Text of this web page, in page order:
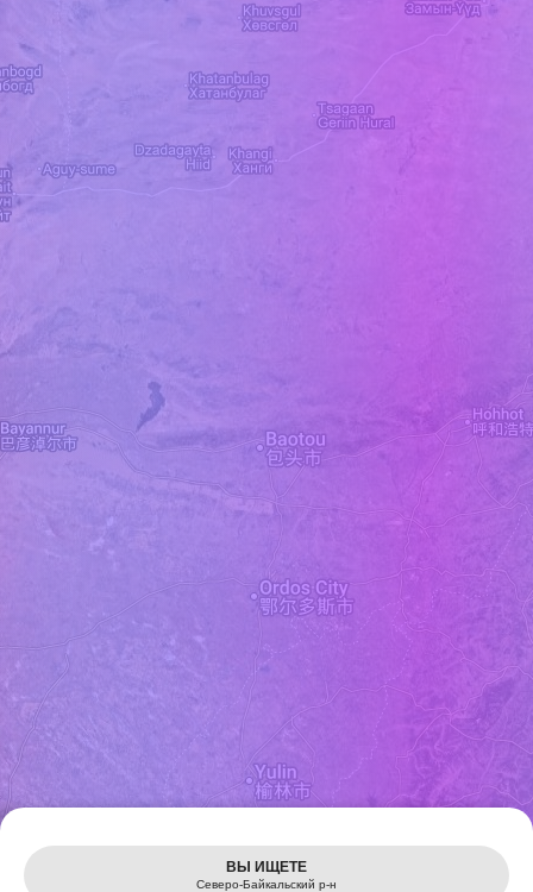
Leaflet
ВЫ ИЩЕТЕ
Северо-Байкальский р-н